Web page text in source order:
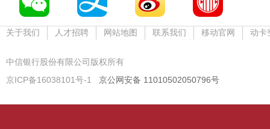
关于我们 人才招聘 网站地图 联系我们 移动官网 动卡
中信银行股份有限公司版权所有
京ICP备16038101号-1
京公网安备 11010502050796号